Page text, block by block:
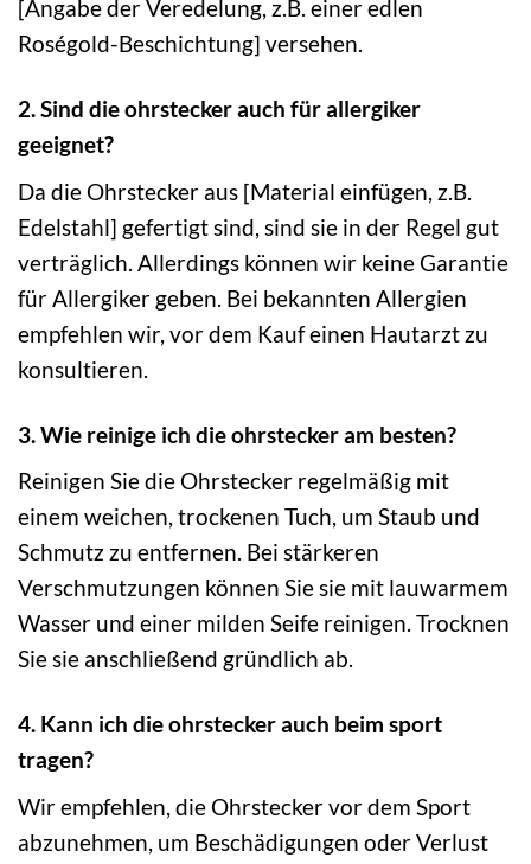
[Angabe der Veredelung, z.B. einer edlen
Roségold-Beschichtung] versehen.
2. Sind die ohrstecker auch für allergiker
geeignet?
Da die Ohrstecker aus [Material einfügen, z.B.
Edelstahl] gefertigt sind, sind sie in der Regel gut
verträglich. Allerdings können wir keine Garantie
für Allergiker geben. Bei bekannten Allergien
empfehlen wir, vor dem Kauf einen Hautarzt zu
konsultieren.
3. Wie reinige ich die ohrstecker am besten?
Reinigen Sie die Ohrstecker regelmäßig mit
einem weichen, trockenen Tuch, um Staub und
Schmutz zu entfernen. Bei stärkeren
Verschmutzungen können Sie sie mit lauwarmem
Wasser und einer milden Seife reinigen. Trocknen
Sie sie anschließend gründlich ab.
4. Kann ich die ohrstecker auch beim sport
tragen?
Wir empfehlen, die Ohrstecker vor dem Sport
abzunehmen, um Beschädigungen oder Verlust